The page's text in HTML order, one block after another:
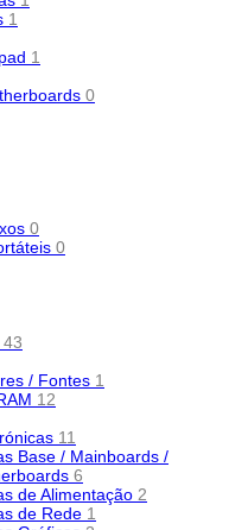
1
1
0
0
0
43
/ Fontes 1
12
11
Base / Mainboards /
6
de Alimentação 2
de Rede 1